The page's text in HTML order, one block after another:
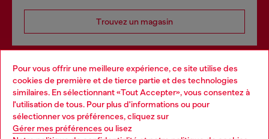
Pour vous offrir une meilleure expérience, ce site utilise des
cookies de première et de tierce partie et des technologies
similaires. En sélectionnant «Tout Accepter», vous consentez à
l'utilisation de tous. Pour plus d'informations ou pour
sélectionner vos préférences, cliquez sur
Gérer mes préférences ou lisez
Trouvez un magasin
Services omnicanaux
Découvrez tous nos services, en ligne et en magasin.
Choose your location
You are currently browsing France website, but it seems you